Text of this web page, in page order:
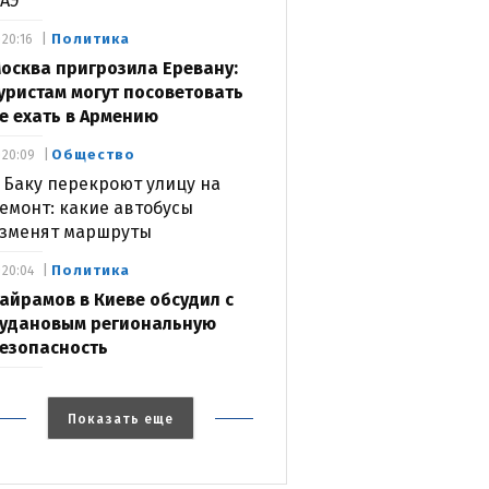
Политика
пригрозила Еревану:
могут посоветовать
ехать в Армению
20:16
Общество
Баку перекроют улицу на
какие автобусы
маршруты
20:09
Политика
в Киеве обсудил с
региональную
20:04
Показать еще